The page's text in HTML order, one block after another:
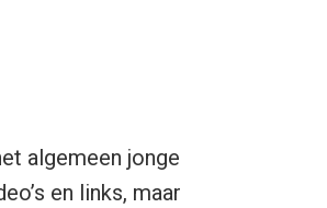
algemeen jonge
en links, maar